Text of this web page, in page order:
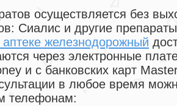
осуществляется без
Сиалис и другие
аптеке железнодорожный
через электронные
и с банковских карт
в любое время
телефонам: